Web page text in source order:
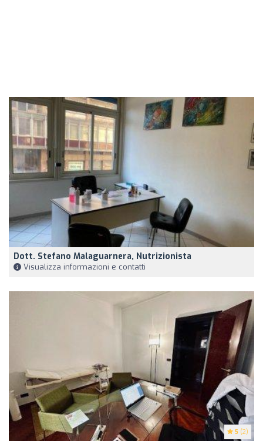
Dott. Stefano Malaguarnera, Nutrizionista
Visualizza informazioni e contatti
5 (2)